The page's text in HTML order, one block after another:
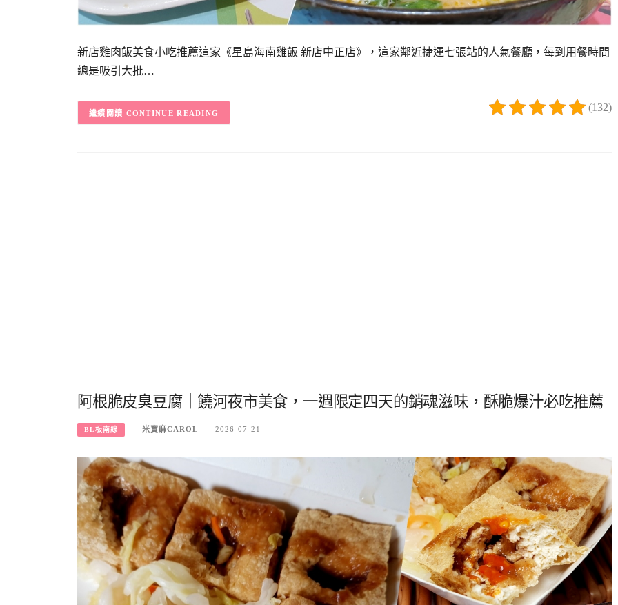
新店雞肉飯美食小吃推薦這家《星島海南雞飯 新店中正店》，這家鄰近捷運七張站的人氣餐廳，每到用餐時間
總是吸引大批…
(132)
CONTINUE READING
阿根脆皮臭豆腐｜饒河夜市美食，一週限定四天的銷魂滋味，酥脆爆汁必吃推薦
BL板南線 米寶麻CAROL 2026-07-21